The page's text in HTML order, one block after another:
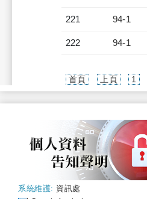
221 94-1
222 94-1
首頁 上頁 1
系統維護: 資訊處